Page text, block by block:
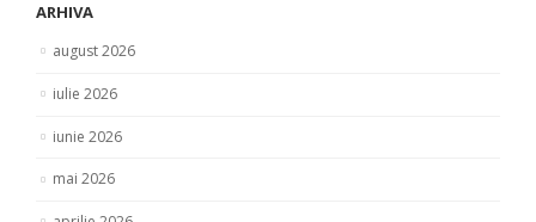
ARHIVA
august 2026
iulie 2026
iunie 2026
mai 2026